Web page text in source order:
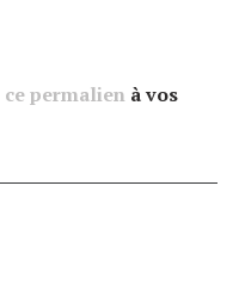
ce permalien à vos